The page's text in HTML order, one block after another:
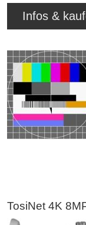
Infos &
TosiNet 4K